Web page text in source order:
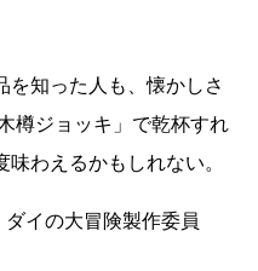
を知った人も、懐かしさ
樽ジョッキ」で乾杯すれ
わえるかもしれない。
イの大冒険製作委員